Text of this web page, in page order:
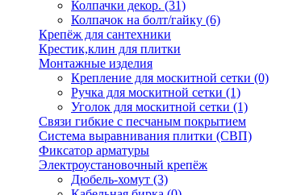
Колпачки декор. (31)
Колпачок на болт/гайку (6)
Крепёж для сантехники
Крестик,клин для плитки
Монтажные изделия
Крепление для москитной сетки (0)
Ручка для москитной сетки (1)
Уголок для москитной сетки (1)
Связи гибкие с песчаным покрытием
Система выравнивания плитки (СВП)
Фиксатор арматуры
Электроустановочный крепёж
Дюбель-хомут (3)